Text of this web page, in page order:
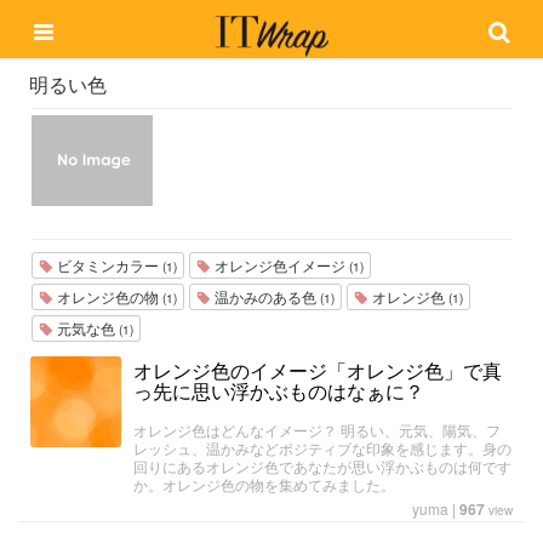
明るい色
ビタミンカラー (1) オレンジ色イメージ (1)
オレンジ色の物 (1) 温かみのある色 (1) オレンジ色 (1)
元気な色 (1)
オレンジ色のイメージ「オレンジ色」で真
っ先に思い浮かぶものはなぁに？
オレンジ色はどんなイメージ？ 明るい、元気、陽気、フ
レッシュ、温かみなどポジティブな印象を感じます。身の
回りにあるオレンジ色であなたが思い浮かぶものは何です
か。オレンジ色の物を集めてみました。
yuma | 967 view